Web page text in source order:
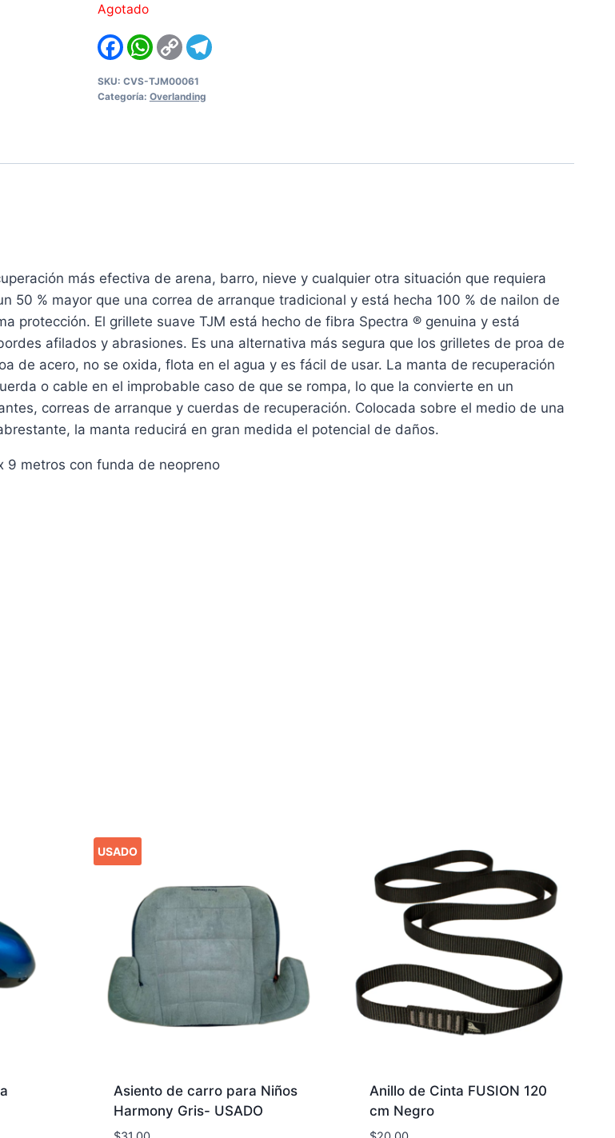
Agotado
FacebookWhatsApp
Copy
Link
Telegram
SKU: CVS-TJM00061
Categoría: Overlanding
más efectiva de arena, barro, nieve y cualquier otra situación que requiera
50 % mayor que una correa de arranque tradicional y está hecha 100 % de nailon de
protección. El grillete suave TJM está hecho de fibra Spectra ® genuina y está
afilados y abrasiones. Es una alternativa más segura que los grilletes de proa de
de acero, no se oxida, flota en el agua y es fácil de usar. La manta de recuperación
o cable en el improbable caso de que se rompa, lo que la convierte en un
correas de arranque y cuerdas de recuperación. Colocada sobre el medio de una
la manta reducirá en gran medida el potencial de daños.
9 metros con funda de neopreno
USADO
Asiento de carro para Niños
Harmony Gris- USADO
Anillo de Cinta FUSION 120
cm Negro